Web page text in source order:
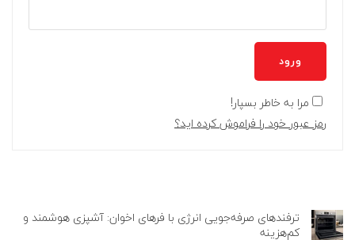
ورود
مرا به خاطر بسپار!
رمز عبور خود را فراموش کرده اید؟
ترفندهای صرفه‌جویی انرژی با فرهای اخوان: آشپزی هوشمند و
کم‌هزینه